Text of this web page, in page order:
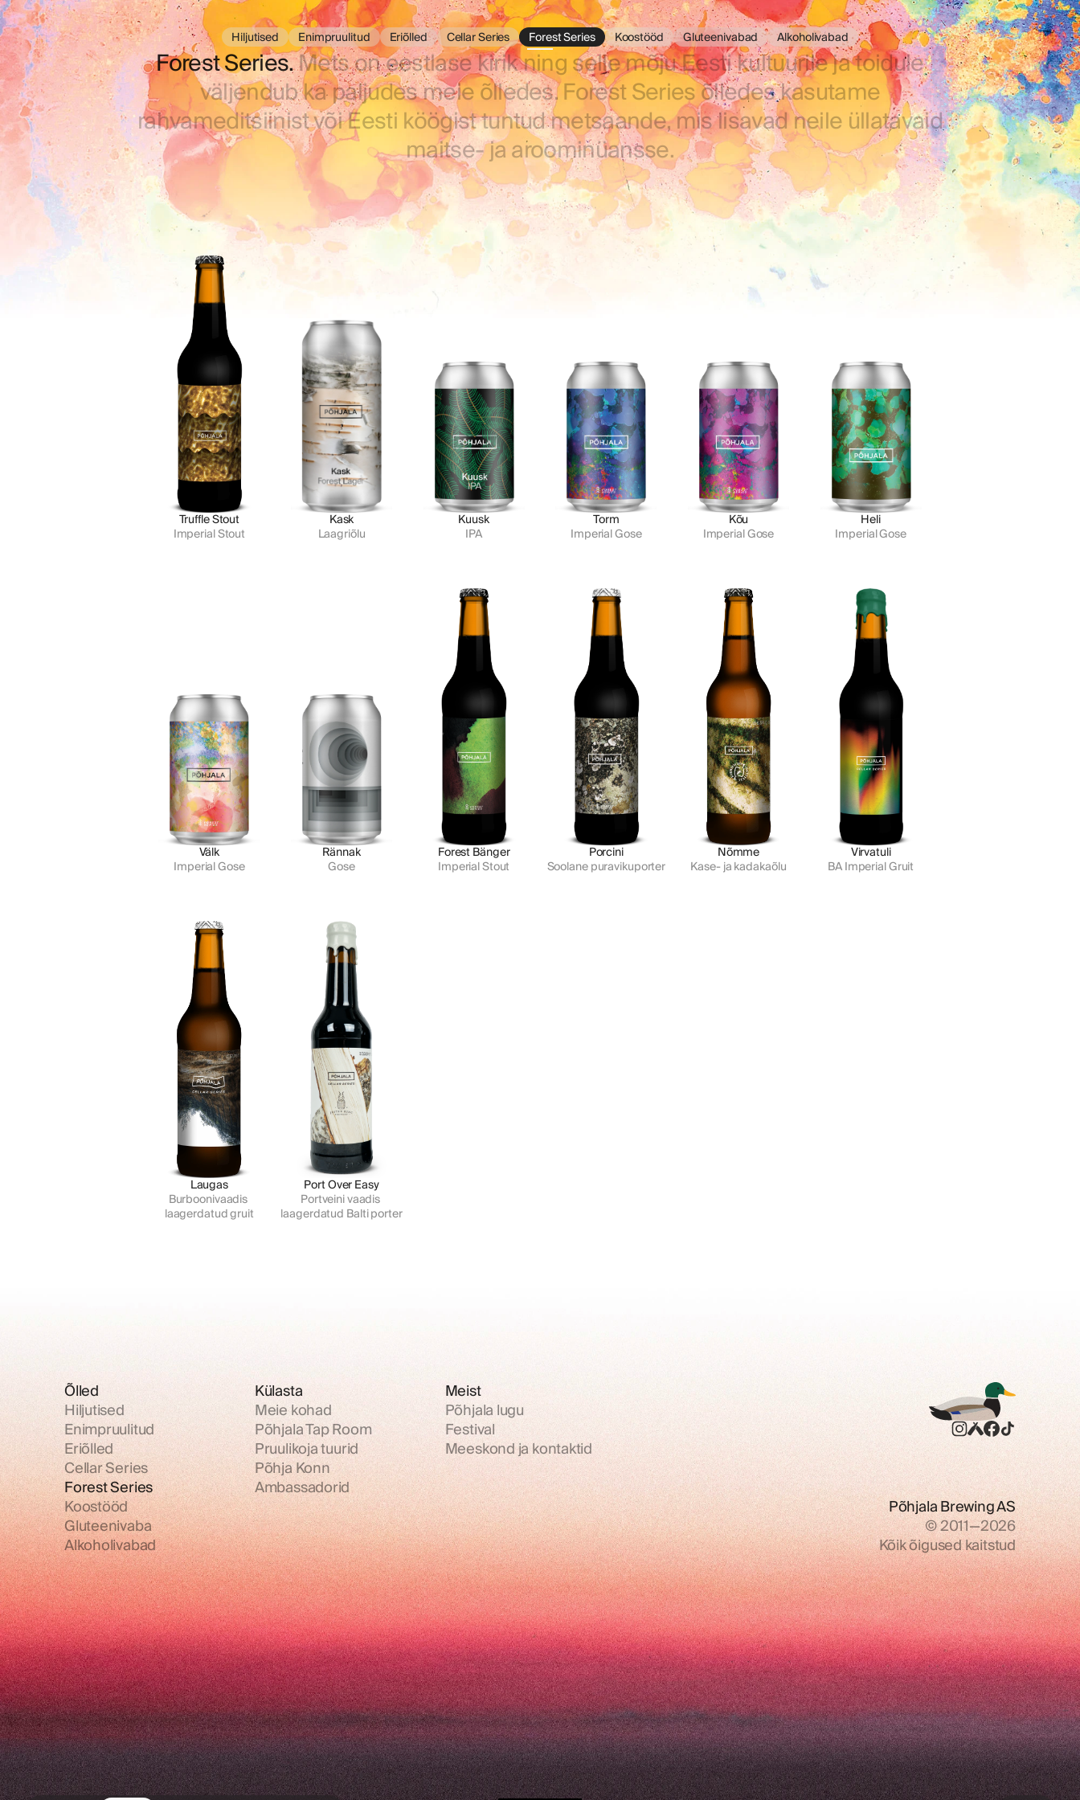
Hiljutised Enimpruulitud Eriõlled Cellar Series Forest Series Koostööd Gluteenivabad Alkoholivabad
Forest Series.Mets on eestlase kirik ning selle mõju Eesti kultuurile ja toidule
väljendub ka paljudes meie õlledes. Forest Series õlledes kasutame
rahvameditsiinist või Eesti köögist tuntud metsaande, mis lisavad neile üllatavaid
maitse- ja aroominüansse.
Truffle Stout
Imperial Stout
Kask
Laagriõlu
Kuusk
IPA
Torm
Imperial Gose
Kõu
Imperial Gose
Heli
Imperial Gose
Välk
Imperial Gose
Rännak
Gose
Forest Bänger
Imperial Stout
Porcini
Soolane puravikuporter
Nõmme
Kase- ja kadakaõlu
Virvatuli
BA Imperial Gruit
Laugas
Burboonivaadis
laagerdatud gruit
Port Over Easy
Portveini vaadis
laagerdatud Balti porter
Õlled
Hiljutised
Enimpruulitud
Eriõlled
Cellar Series
Forest Series
Koostööd
Gluteenivaba
Alkoholivabad
Külasta
Meie kohad
Põhjala Tap Room
Pruulikoja tuurid
Põhja Konn
Ambassadorid
Meist
Põhjala lugu
Festival
Meeskond ja kontaktid
Põhjala Brewing AS
© 2011—2026
Kõik õigused kaitstud